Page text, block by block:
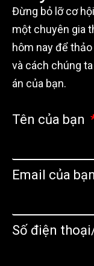
Đừng bỏ lỡ cơ
một chuyên gia
hôm nay để
và cách chúng
án của bạn.
Tên của bạn
Email của bạn
Số điện